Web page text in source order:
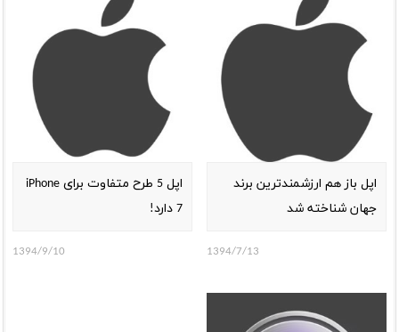
اپل باز هم ارزشمندترین برند
جهان شناخته شد
1394/7/13
اپل 5 طرح متفاوت برای iPhone
7 دارد!
1394/9/10